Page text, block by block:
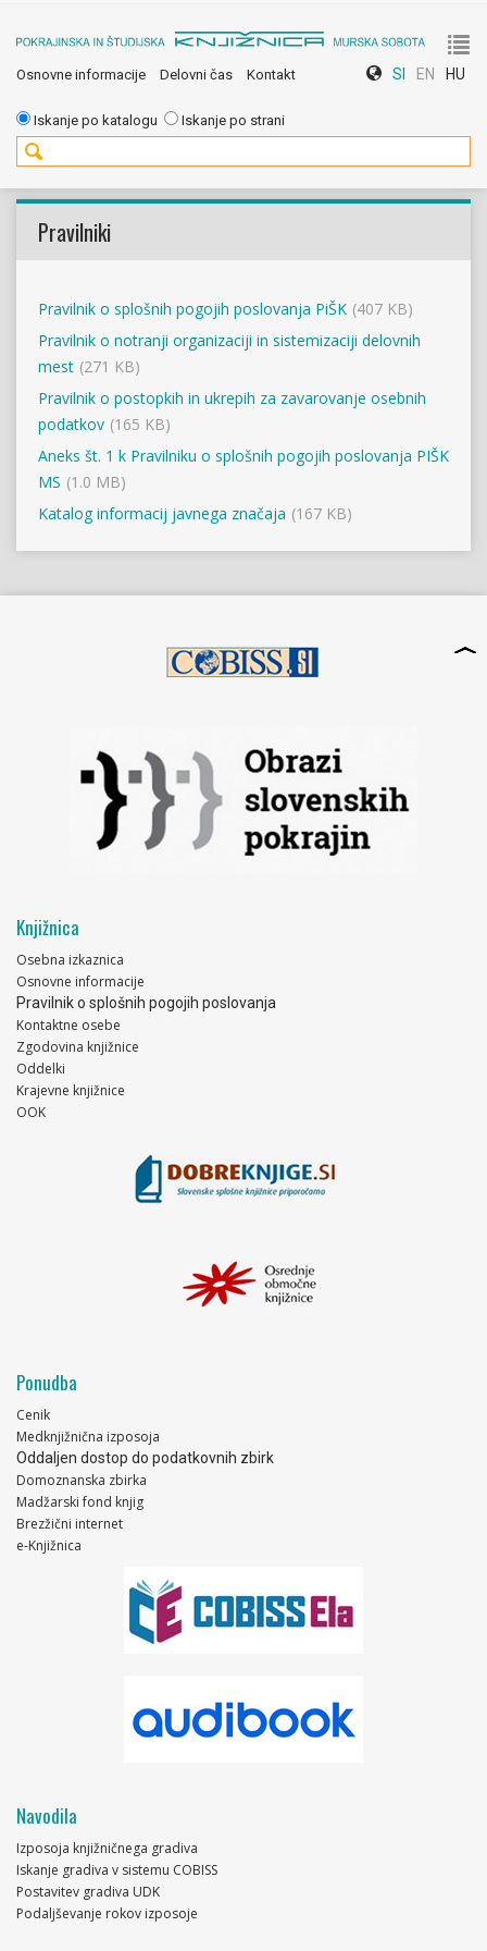
SI EN HU
Osnovne informacije Delovni čas Kontakt
Iskanje po katalogu Iskanje po strani
Pravilniki
Pravilnik o splošnih pogojih poslovanja PiŠK (407 KB)
Pravilnik o notranji organizaciji in sistemizaciji delovnih
mest (271 KB)
Pravilnik o postopkih in ukrepih za zavarovanje osebnih
podatkov (165 KB)
Aneks št. 1 k Pravilniku o splošnih pogojih poslovanja PIŠK
MS (1.0 MB)
Katalog informacij javnega značaja (167 KB)
Knjižnica
Osebna izkaznica
Osnovne informacije
Pravilnik o splošnih pogojih poslovanja
Kontaktne osebe
Zgodovina knjižnice
Oddelki
Krajevne knjižnice
OOK
Ponudba
Cenik
Medknjižnična izposoja
Oddaljen dostop do podatkovnih zbirk
Domoznanska zbirka
Madžarski fond knjig
Brezžični internet
e-Knjižnica
Navodila
Izposoja knjižničnega gradiva
Iskanje gradiva v sistemu COBISS
Postavitev gradiva UDK
Podaljševanje rokov izposoje